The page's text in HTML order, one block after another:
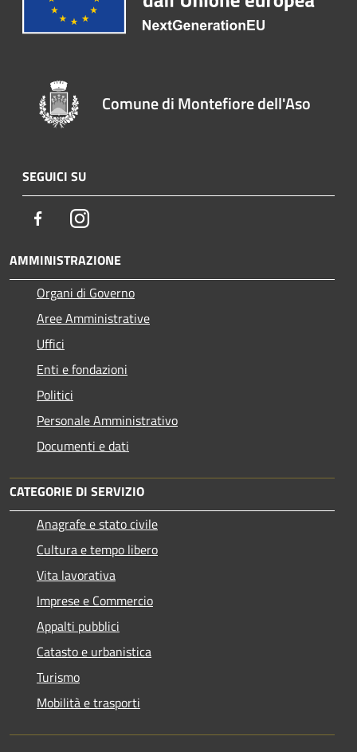
Comune di Montefiore dell'Aso
SEGUICI SU
FacebookInstagram
AMMINISTRAZIONE
Organi di Governo
Aree Amministrative
Uffici
Enti e fondazioni
Politici
Personale Amministrativo
Documenti e dati
CATEGORIE DI SERVIZIO
Anagrafe e stato civile
Cultura e tempo libero
Vita lavorativa
Imprese e Commercio
Appalti pubblici
Catasto e urbanistica
Turismo
Mobilità e trasporti